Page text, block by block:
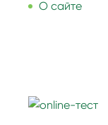
О сайте